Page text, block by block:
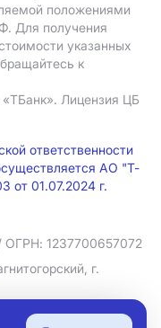
положениями
Для получения
указанных
к
Лицензия ЦБ
ответственности
АО "Т-
от 01.07.2024 г.
ОГРН: 1237700657072
г.
данных